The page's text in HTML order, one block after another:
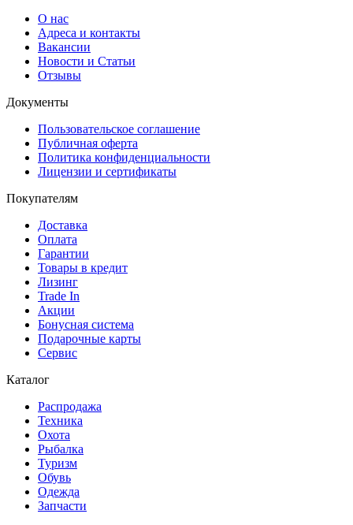
О нас
Адреса и контакты
Вакансии
Новости и Статьи
Отзывы
Документы
Пользовательское соглашение
Публичная оферта
Политика конфиденциальности
Лицензии и сертификаты
Покупателям
Доставка
Оплата
Гарантии
Товары в кредит
Лизинг
Trade In
Акции
Бонусная система
Подарочные карты
Сервис
Каталог
Распродажа
Техника
Охота
Рыбалка
Туризм
Обувь
Одежда
Запчасти